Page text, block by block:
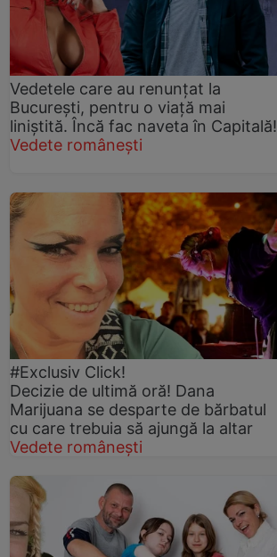
Vedetele care au renunțat la
București, pentru o viață mai
liniștită. Încă fac naveta în Capitală!
Vedete românești
#Exclusiv Click!
Decizie de ultimă oră! Dana
Marijuana se desparte de bărbatul
cu care trebuia să ajungă la altar
Vedete românești